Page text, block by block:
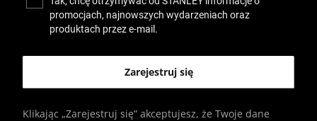
promocjach, najnowszych wydarzeniach oraz
produktach przez e-mail.
Klikając „Zarejestruj się” akceptujesz, że Twoje dane